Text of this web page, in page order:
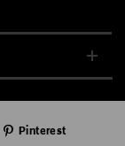
Pinterest